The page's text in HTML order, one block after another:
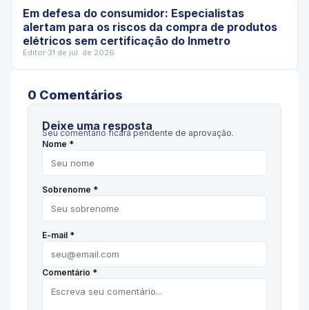
Em defesa do consumidor: Especialistas
alertam para os riscos da compra de produtos
elétricos sem certificação do Inmetro
Editor·31 de jul. de 2026
0 Comentários
Deixe uma resposta
Seu comentário ficará pendente de aprovação.
Nome *
Sobrenome *
E-mail *
Comentário *